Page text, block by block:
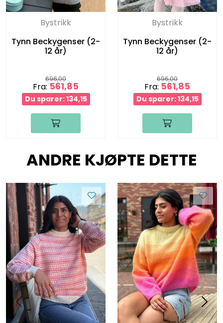
Bystrikk
Tynn Beckygenser (2-
12 år)
696,00
Fra: 561,85
Du sparer: 134,15
Bystrikk
Tynn Beckygenser (2-
12 år)
696,00
Fra: 561,85
Du sparer: 134,15
ANDRE KJØPTE DETTE